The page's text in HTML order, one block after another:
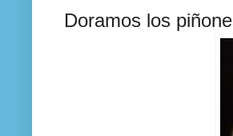
Doramos los